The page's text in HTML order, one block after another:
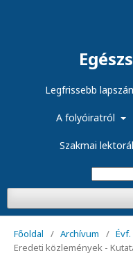
Legfrissebb
A folyóiratról
Szakmai
Főoldal / Archívum / Évf.
Eredeti közlemények -